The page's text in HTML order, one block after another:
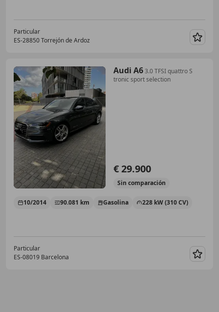
Particular
ES-28850 Torrejón de Ardoz
Audi A63.0 TFSI quattro S
tronic sport selection
€ 29.900
Sin comparación
10/2014 90.081 km Gasolina 228 kW (310 CV)
Particular
ES-08019 Barcelona